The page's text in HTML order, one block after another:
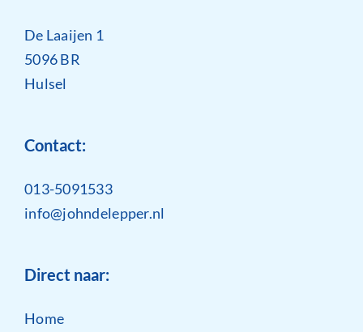
De Laaijen 1
5096 BR
Hulsel
Contact:
013-5091533
info@johndelepper.nl
Direct naar:
Home